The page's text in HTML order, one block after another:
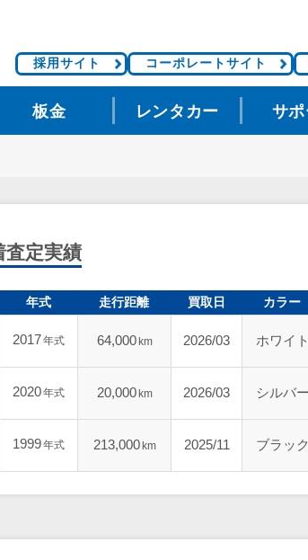
採用サイト コーポレートサイト
板金 レンタカー サポ
査定実績
年式 走行距離 買取日 カラー
2017年式 64,000 km 2026/03 ホワイト
2020年式 20,000 km 2026/03 シルバー
1999年式 213,000 km 2025/11 ブラック